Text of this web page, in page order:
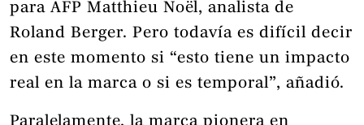
para AFP Matthieu Noël, analista de
Roland Berger. Pero todavía es difícil decir
en este momento si “esto tiene un impacto
real en la marca o si es temporal”, añadió.